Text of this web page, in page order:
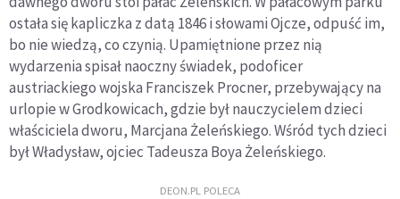
ostała się kapliczka z datą 1846 i słowami Ojcze, odpuść im,
bo nie wiedzą, co czynią. Upamiętnione przez nią
wydarzenia spisał naoczny świadek, podoficer
austriackiego wojska Franciszek Procner, przebywający na
urlopie w Grodkowicach, gdzie był nauczycielem dzieci
właściciela dworu, Marcjana Żeleńskiego. Wśród tych dzieci
był Władysław, ojciec Tadeusza Boya Żeleńskiego.
DEON.PL POLECA